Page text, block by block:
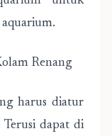
Renang
harus diatur
Terusi dapat di